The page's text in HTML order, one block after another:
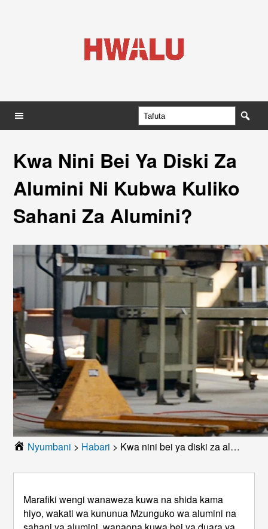
Kwa Nini Bei Ya Diski Za
Alumini Ni Kubwa Kuliko
Sahani Za Alumini?
Nyumbani > Habari > Kwa nini bei ya diski za alumini ni kubwa kuliko sahani za alumini?
Marafiki wengi wanaweza kuwa na shida kama
hiyo, wakati wa kununua Mzunguko wa alumini na